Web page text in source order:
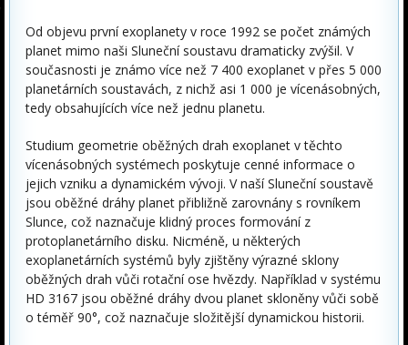
Od objevu první exoplanety v roce 1992 se počet známých
planet mimo naši Sluneční soustavu dramaticky zvýšil. V
současnosti je známo více než 7 400 exoplanet v přes 5 000
planetárních soustavách, z nichž asi 1 000 je vícenásobných,
tedy obsahujících více než jednu planetu.
Studium geometrie oběžných drah exoplanet v těchto
vícenásobných systémech poskytuje cenné informace o
jejich vzniku a dynamickém vývoji. V naší Sluneční soustavě
jsou oběžné dráhy planet přibližně zarovnány s rovníkem
Slunce, což naznačuje klidný proces formování z
protoplanetárního disku. Nicméně, u některých
exoplanetárních systémů byly zjištěny výrazné sklony
oběžných drah vůči rotační ose hvězdy. Například v systému
HD 3167 jsou oběžné dráhy dvou planet skloněny vůči sobě
o téměř 90°, což naznačuje složitější dynamickou historii.